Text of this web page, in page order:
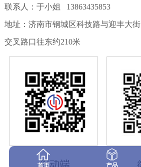
联系人：于小姐 13863435853
地址：济南市钢城区科技路与迎丰大街
交叉路口往东约210米
首页 产品